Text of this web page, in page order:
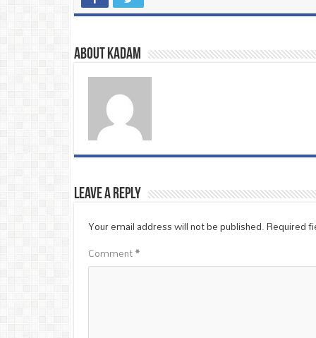
About Kadam
Leave a Reply
Your email address will not be published.Required
Comment*